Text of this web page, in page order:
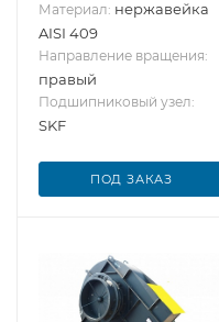
Материал: нержавейка
AISI 409
Направление вращения:
правый
Подшипниковый узел:
SKF
ПОД ЗАКАЗ